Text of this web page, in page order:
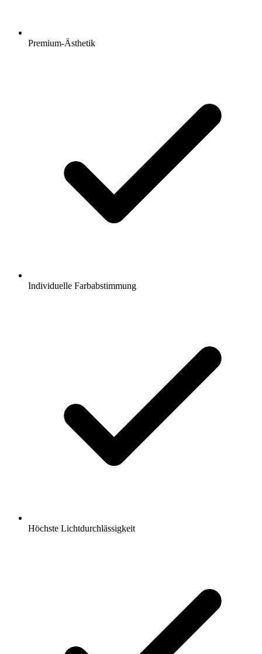
Premium-Ästhetik
Individuelle Farbabstimmung
Höchste Lichtdurchlässigkeit